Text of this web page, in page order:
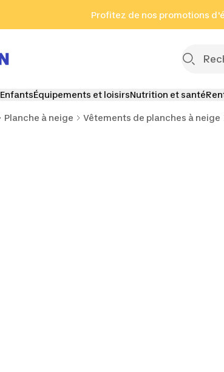
Aller au pied de page
Profitez de nos promotions
EnfantsÉquipements et loisirsNutrition et santé
Planche à neige Vêtements de planches à neige